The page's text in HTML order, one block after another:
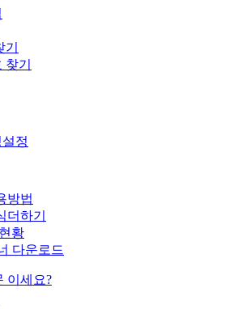
기
정
방법
더하기
황
다운로드
이세요?